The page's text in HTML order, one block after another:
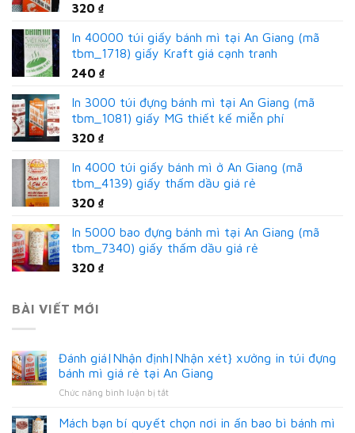
320 ₫
In 40000 túi giấy bánh mì tại An Giang (mã
tbm_1718) giấy Kraft giá cạnh tranh
240 ₫
In 3000 túi đựng bánh mì tại An Giang (mã
tbm_1081) giấy MG thiết kế miễn phí
320 ₫
In 4000 túi giấy bánh mì ở An Giang (mã
tbm_4139) giấy thấm dầu giá rẻ
320 ₫
In 5000 bao đựng bánh mì tại An Giang (mã
tbm_7340) giấy thấm dầu giá rẻ
320 ₫
BÀI VIẾT MỚI
Đánh giá|Nhận định|Nhận xét} xưởng in túi đựng
bánh mì giá rẻ tại An Giang
Chức năng bình luận bị tắtở
giá|Nhận
Mách bạn bí quyết chọn nơi in ấn bao bì bánh mì